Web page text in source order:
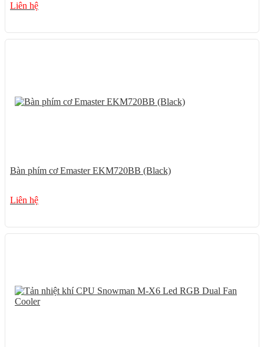
Liên hệ
Bàn phím cơ Emaster EKM720BB (Black)
Liên hệ